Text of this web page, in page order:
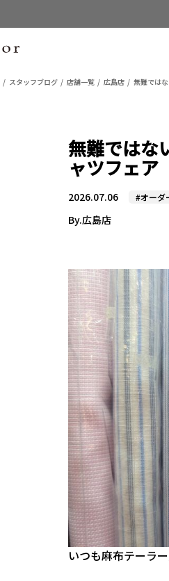
スタッフブログ 店舗一覧 広島店 無難では
無難ではな
ャツフェア
2026.07.06 #オーダ
By.広島店
いつも麻布テーラ